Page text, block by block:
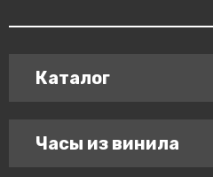
Каталог
Часы из винила